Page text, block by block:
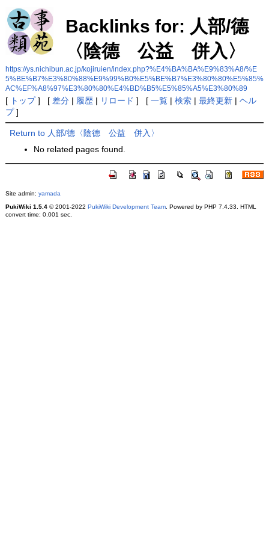
Backlinks for: 人部/德
〈陰德 公益 併入〉
https://ys.nichibun.ac.jp/kojiruien/index.php?%E4%BA%BA%E9%83%A8/%E
5%BE%B7%E3%80%88%E9%99%B0%E5%BE%B7%E3%80%80%E5%85%
AC%EF%A8%97%E3%80%80%E4%BD%B5%E5%85%A5%E3%80%89
[ トップ] [ 差分| 履歴| リロード ] [ 一覧| 検索| 最終更新| ヘル
プ]
Return to 人部/德〈陰德 公益 併入〉
No related pages found.
Site admin: yamada
PukiWiki 1.5.4© 2001-2022 PukiWiki Development Team. Powered by PHP 7.4.33. HTML
convert time: 0.001 sec.